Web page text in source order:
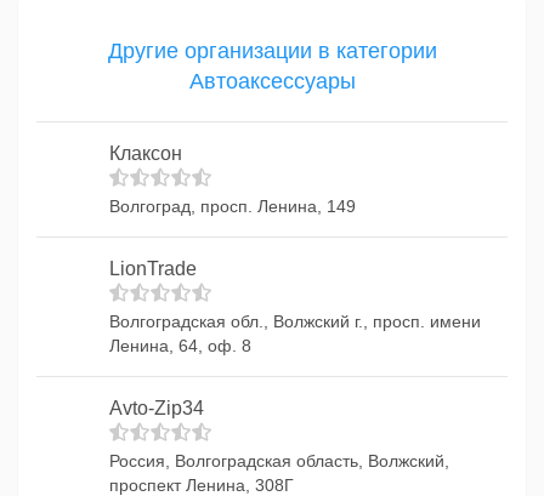
Другие организации в категории
Автоаксессуары
Клаксон
Волгоград, просп. Ленина, 149
LionTrade
Волгоградская обл., Волжский г., просп. имени
Ленина, 64, оф. 8
Avto-Zip34
Россия, Волгоградская область, Волжский,
проспект Ленина, 308Г